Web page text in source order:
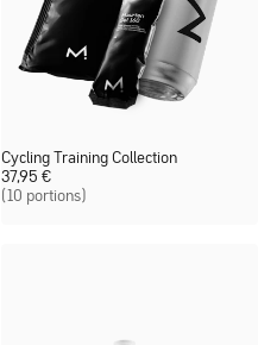
Cycling Training Collection
(10 portions)
37,95 €